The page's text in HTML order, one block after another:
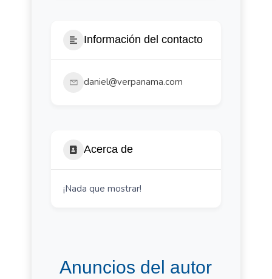
Información del contacto
daniel@verpanama.com
Acerca de
¡Nada que mostrar!
Anuncios del autor